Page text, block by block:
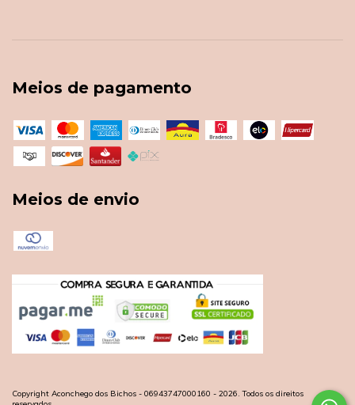
Meios de pagamento
Meios de envio
Copyright Aconchego dos Bichos - 06943747000160 - 2026. Todos os direitos